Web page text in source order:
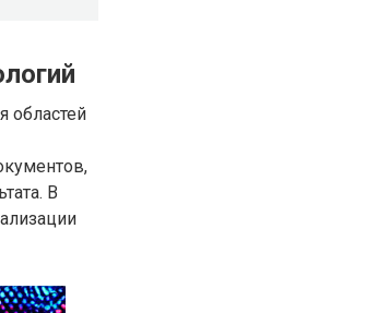
областей
В